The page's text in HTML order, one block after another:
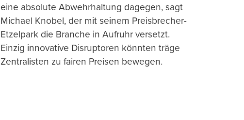
eine absolute Abwehrhaltung dagegen, sagt
Michael Knobel, der mit seinem Preisbrecher-
Etzelpark die Branche in Aufruhr versetzt.
Einzig innovative Disruptoren könnten träge
Zentralisten zu fairen Preisen bewegen.